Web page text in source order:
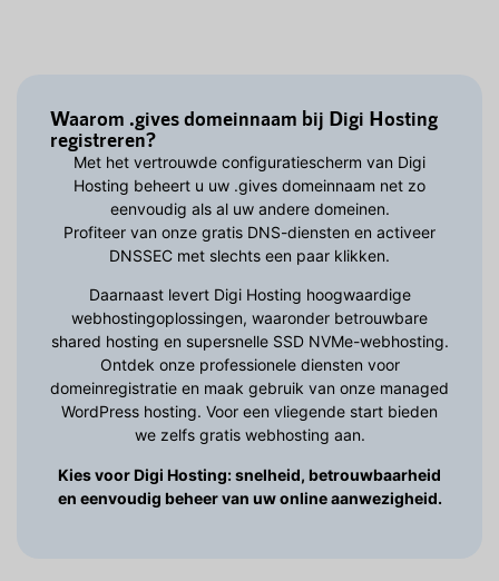
Waarom .gives domeinnaam bij Digi Hosting
registreren?
Met het vertrouwde configuratiescherm van Digi
Hosting beheert u uw .gives domeinnaam net zo
eenvoudig als al uw andere domeinen.
Profiteer van onze gratis DNS-diensten en activeer
DNSSEC met slechts een paar klikken.
Daarnaast levert Digi Hosting hoogwaardige
webhostingoplossingen, waaronder betrouwbare
shared hosting en supersnelle SSD NVMe-webhosting.
Ontdek onze professionele diensten voor
domeinregistratie en maak gebruik van onze managed
WordPress hosting. Voor een vliegende start bieden
we zelfs gratis webhosting aan.
Kies voor Digi Hosting: snelheid, betrouwbaarheid
en eenvoudig beheer van uw online aanwezigheid.